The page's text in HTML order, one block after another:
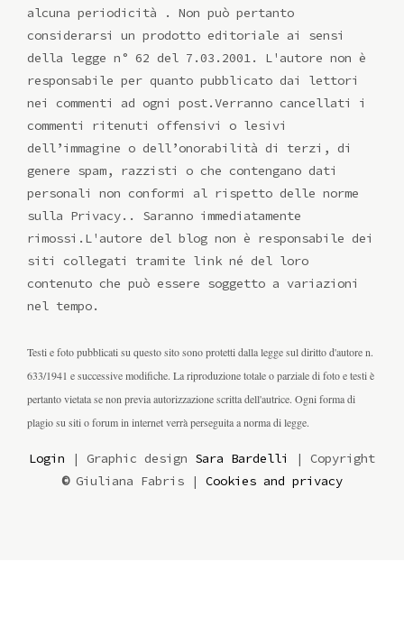
alcuna periodicità . Non può pertanto
considerarsi un prodotto editoriale ai sensi
della legge n° 62 del 7.03.2001. L'autore non è
responsabile per quanto pubblicato dai lettori
nei commenti ad ogni post.Verranno cancellati i
commenti ritenuti offensivi o lesivi
dell’immagine o dell’onorabilità di terzi, di
genere spam, razzisti o che contengano dati
personali non conformi al rispetto delle norme
sulla Privacy.. Saranno immediatamente
rimossi.L'autore del blog non è responsabile dei
siti collegati tramite link né del loro
contenuto che può essere soggetto a variazioni
nel tempo.
Testi e foto pubblicati su questo sito sono protetti dalla legge sul diritto d'autore n.
633/1941 e successive modifiche. La riproduzione totale o parziale di foto e testi è
pertanto vietata se non previa autorizzazione scritta dell'autrice. Ogni forma di
plagio su siti o forum in internet verrà perseguita a norma di legge.
Login | Graphic design Sara Bardelli
| Copyright
© Giuliana Fabris | Cookies and privacy